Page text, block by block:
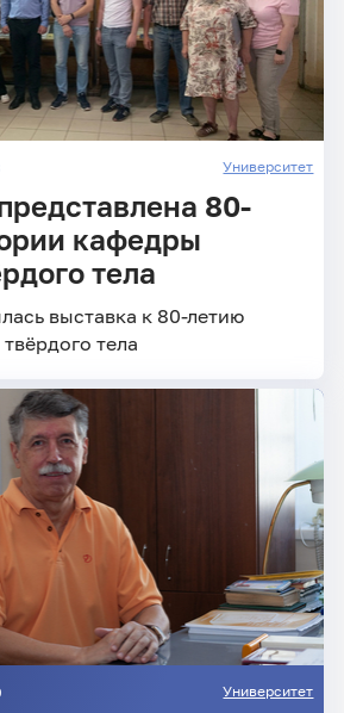
Университет
80-
кафедры
тела
выставка к 80-летию
тела
Университет